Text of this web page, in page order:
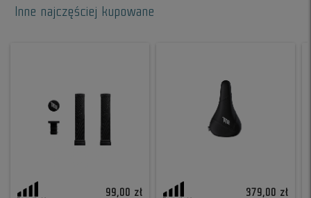
Inne najczęściej kupowane
99,00 zł 379,00 zł